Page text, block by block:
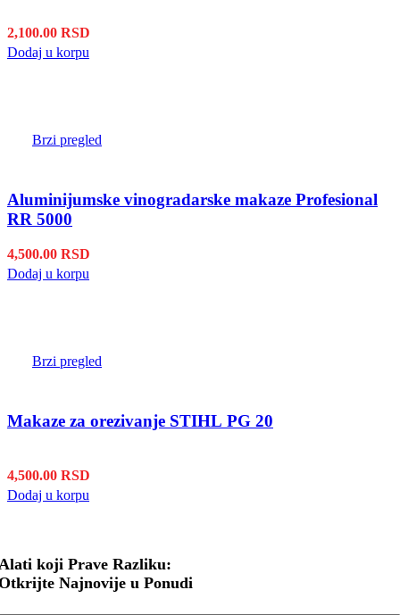
2,100.00 RSD
Dodaj u korpu
Brzi pregled
Aluminijumske vinogradarske makaze Profesional
RR 5000
4,500.00 RSD
Dodaj u korpu
Brzi pregled
Makaze za orezivanje STIHL PG 20
4,500.00 RSD
Dodaj u korpu
koji Prave Razliku:
Najnovije u Ponudi